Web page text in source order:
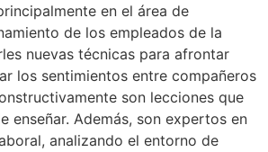
en el área de
de los empleados de la
nuevas técnicas para afrontar
los sentimientos entre compañeros
son lecciones que
enseñar. Además, son expertos en
analizando el entorno de